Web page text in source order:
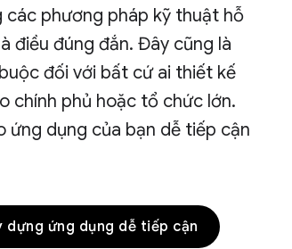
các phương pháp kỹ thuật hỗ
điều đúng đắn. Đây cũng là
đối với bất cứ ai thiết kế
chính phủ hoặc tổ chức lớn.
ứng dụng của bạn dễ tiếp cận
dựng ứng dụng dễ tiếp cận